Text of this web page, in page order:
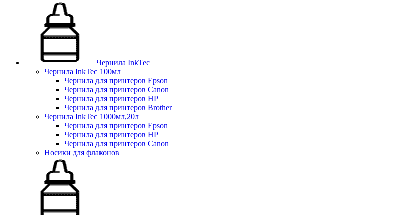
Чернила InkTec
Чернила InkTec 100мл
Чернила для принтеров Epson
Чернила для принтеров Canon
Чернила для принтеров HP
Чернила для принтеров Brother
Чернила InkTec 1000мл,20л
Чернила для принтеров Epson
Чернила для принтеров HP
Чернила для принтеров Canon
Носики для флаконов